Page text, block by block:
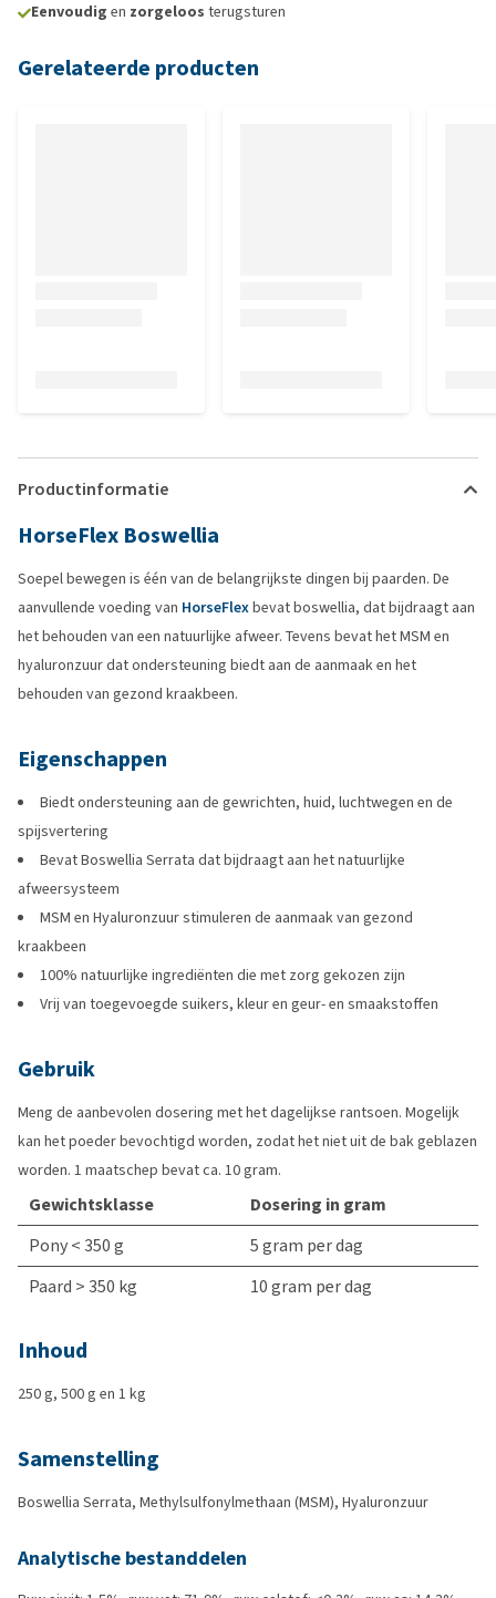
Eenvoudig en zorgeloos terugsturen
Gerelateerde producten
Productinformatie
HorseFlex Boswellia
Soepel bewegen is één van de belangrijkste dingen bij paarden. De
aanvullende voeding van HorseFlexbevat boswellia, dat bijdraagt aan
het behouden van een natuurlijke afweer. Tevens bevat het MSM en
hyaluronzuur dat ondersteuning biedt aan de aanmaak en het
behouden van gezond kraakbeen.
Eigenschappen
Biedt ondersteuning aan de gewrichten, huid, luchtwegen en de
spijsvertering
Bevat Boswellia Serrata dat bijdraagt aan het natuurlijke
afweersysteem
MSM en Hyaluronzuur stimuleren de aanmaak van gezond
kraakbeen
100% natuurlijke ingrediënten die met zorg gekozen zijn
Vrij van toegevoegde suikers, kleur en geur- en smaakstoffen
Gebruik
Meng de aanbevolen dosering met het dagelijkse rantsoen. Mogelijk
kan het poeder bevochtigd worden, zodat het niet uit de bak geblazen
worden. 1 maatschep bevat ca. 10 gram.
Gewichtsklasse
Dosering in gram
Pony < 350 g
5 gram per dag
Paard > 350 kg
10 gram per dag
Inhoud
250 g, 500 g en 1 kg
Samenstelling
Boswellia Serrata, Methylsulfonylmethaan (MSM), Hyaluronzuur
Analytische bestanddelen